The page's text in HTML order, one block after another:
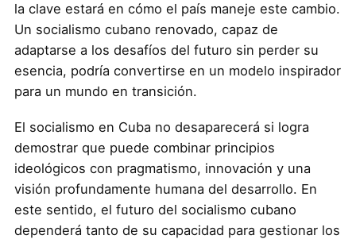
la clave estará en cómo el país maneje este cambio.
Un socialismo cubano renovado, capaz de
adaptarse a los desafíos del futuro sin perder su
esencia, podría convertirse en un modelo inspirador
para un mundo en transición.
El socialismo en Cuba no desaparecerá si logra
demostrar que puede combinar principios
ideológicos con pragmatismo, innovación y una
visión profundamente humana del desarrollo. En
este sentido, el futuro del socialismo cubano
dependerá tanto de su capacidad para gestionar los